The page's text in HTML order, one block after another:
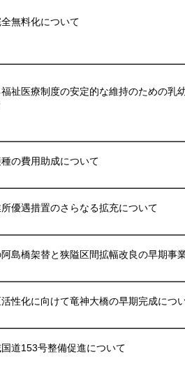
無料化について
祉医療制度の安定的な維持のための乳
の費用助成について
優遇措置のさらなる拡充について
島橋架替と狭隘区間拡幅改良の早期事
性化に向けて竜神大橋の早期完成につ
道153号整備促進について